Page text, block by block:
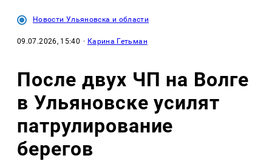
Новости Ульяновска и области
09.07.2026, 15:40 · Карина Гетьман
После двух ЧП на Волге
в Ульяновске усилят
патрулирование
берегов